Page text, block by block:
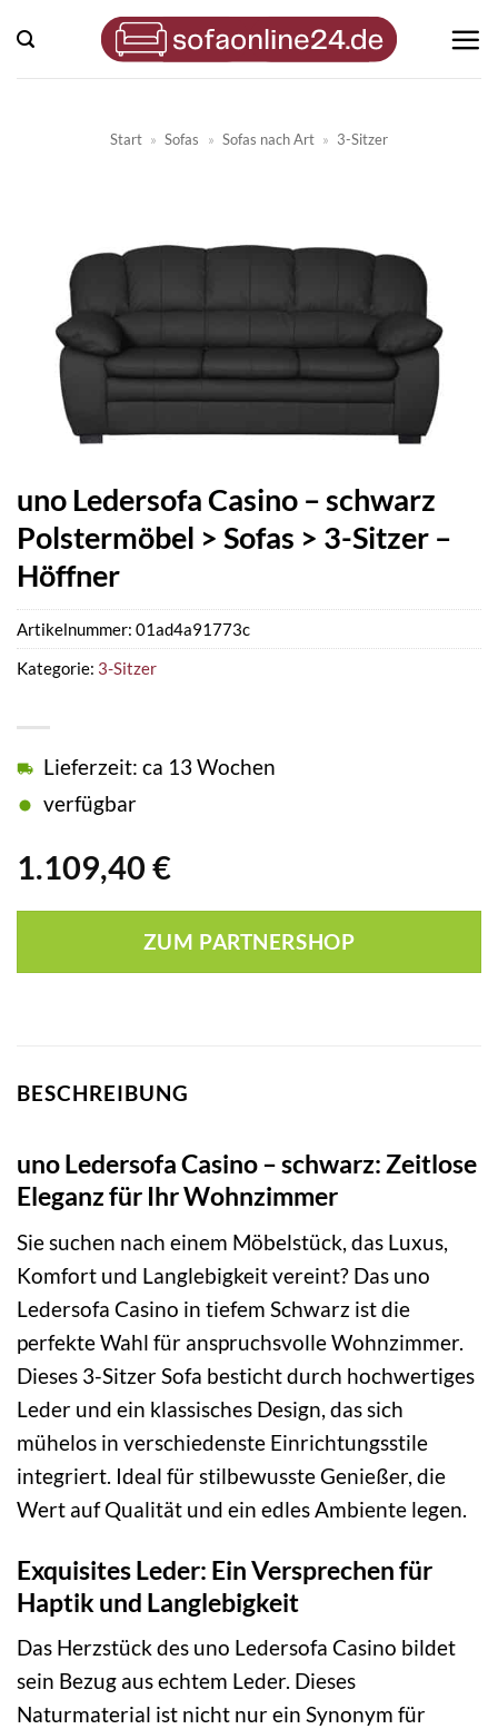
Inhalt
springen
Start » Sofas » Sofas nach Art » 3-Sitzer
uno Ledersofa Casino – schwarz
Polstermöbel > Sofas > 3-Sitzer –
Höffner
1.109,40 €
Lieferzeit: ca 13 Wochen
verfügbar
ZUM PARTNERSHOP
Artikelnummer: 01ad4a91773c
Kategorie: 3-Sitzer
BESCHREIBUNG
uno Ledersofa Casino – schwarz: Zeitlose
Eleganz für Ihr Wohnzimmer
Sie suchen nach einem Möbelstück, das Luxus,
Komfort und Langlebigkeit vereint? Das uno
Ledersofa Casino in tiefem Schwarz ist die
perfekte Wahl für anspruchsvolle Wohnzimmer.
Dieses 3-Sitzer Sofa besticht durch hochwertiges
Leder und ein klassisches Design, das sich
mühelos in verschiedenste Einrichtungsstile
integriert. Ideal für stilbewusste Genießer, die
Wert auf Qualität und ein edles Ambiente legen.
Exquisites Leder: Ein Versprechen für
Haptik und Langlebigkeit
Das Herzstück des uno Ledersofa Casino bildet
sein Bezug aus echtem Leder. Dieses
Naturmaterial ist nicht nur ein Synonym für